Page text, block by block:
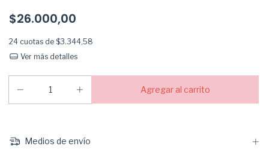
$26.000,00
24 cuotas de $3.344,58
Ver más detalles
Medios de envío